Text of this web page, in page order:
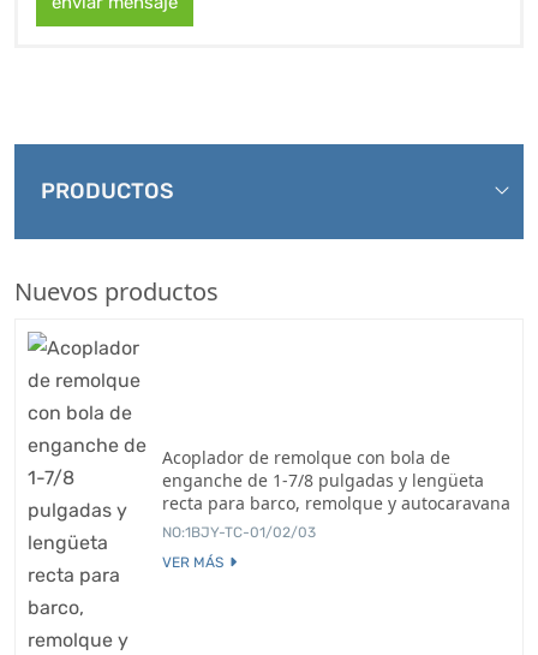
PRODUCTOS
Nuevos productos
Acoplador de remolque con bola de
enganche de 1-7/8 pulgadas y lengüeta
recta para barco, remolque y autocaravana
NO:1BJY-TC-01/02/03
VER MÁS